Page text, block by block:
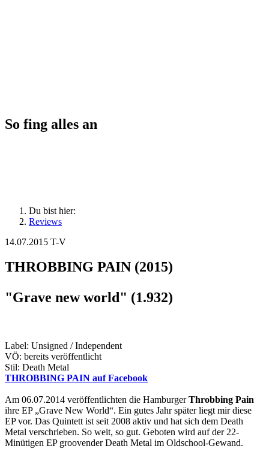
So fing alles an
Du bist hier:
Reviews
14.07.2015 T-V
THROBBING PAIN (2015)
"Grave new world" (1.932)
Label: Unsigned / Independent
VÖ: bereits veröffentlicht
Stil: Death Metal
THROBBING PAIN auf Facebook
Am 06.07.2014 veröffentlichten die HamburgerThrobbing Pain
ihre EP „Grave New World“. Ein gutes Jahr später liegt mir diese
EP vor. Das Quintett ist seit 2008 aktiv und hat sich dem Death
Metal verschrieben. So weit, so gut. Geboten wird auf der 22-
Minütigen EP groovender Death Metal im Oldschool-Gewand.